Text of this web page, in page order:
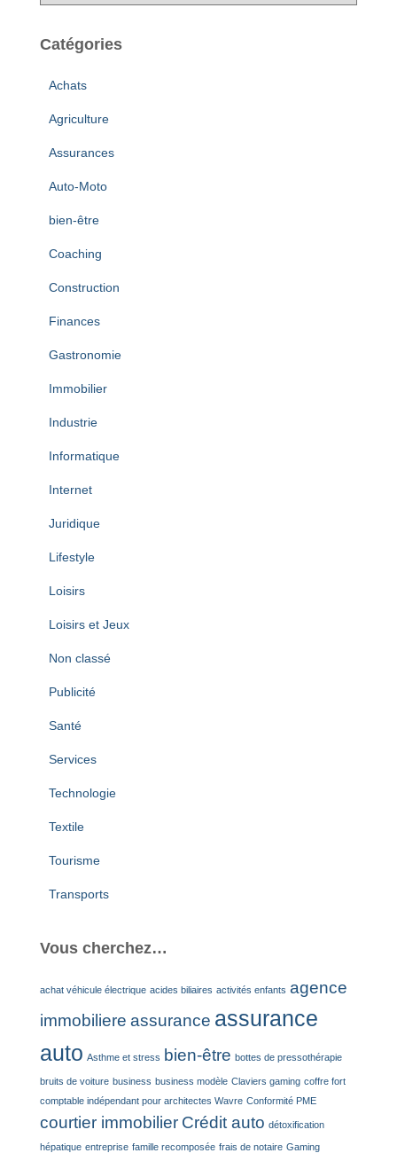
h
Catégories
Achats
Agriculture
Assurances
Auto-Moto
bien-être
Coaching
Construction
Finances
Gastronomie
Immobilier
Industrie
Informatique
Internet
Juridique
Lifestyle
Loisirs
Loisirs et Jeux
Non classé
Publicité
Santé
Services
Technologie
Textile
Tourisme
Transports
Vous cherchez…
achat véhicule électrique acides biliaires activités enfants agence
immobiliere assurance assurance
auto Asthme et stress bien-être bottes de pressothérapie
bruits de voiture business business modèle Claviers gaming coffre fort
comptable indépendant pour architectes Wavre Conformité PME
courtier immobilier Crédit auto détoxification
hépatique entreprise famille recomposée frais de notaire Gaming